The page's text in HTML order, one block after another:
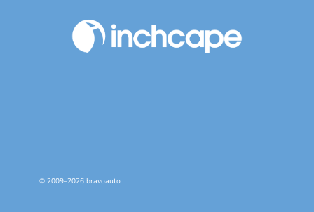
© 2009–2026 bravoauto